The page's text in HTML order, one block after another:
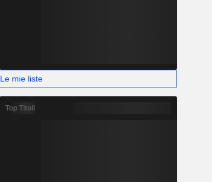
Le mie liste
Top Titoli